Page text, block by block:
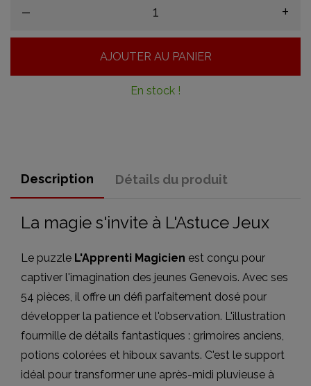
– +
AJOUTER AU PANIER
En stock !
Description Détails du produit
La magie s'invite à L'Astuce Jeux
Le puzzle L'Apprenti Magicien est conçu pour
captiver l'imagination des jeunes Genevois. Avec ses
54 pièces, il offre un défi parfaitement dosé pour
développer la patience et l'observation. L'illustration
fourmille de détails fantastiques : grimoires anciens,
potions colorées et hiboux savants. C'est le support
idéal pour transformer une après-midi pluvieuse à